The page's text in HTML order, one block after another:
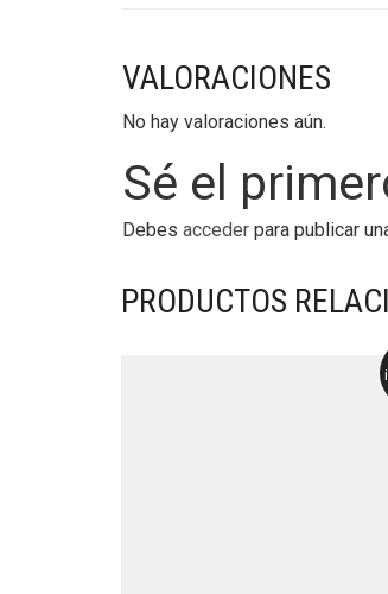
VALORACIONES
No hay valoraciones aún.
Sé el
Debes acceder para publicar
PRODUCTOS